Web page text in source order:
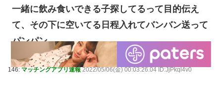
一緒に飲み食いできる子探してるって目的伝え
て、その下に空いてる日程入れてバンバン送って
パンパン。
146: マッチングアプリ速報 2022/05/06(金) 00:03:26.04 ID:JjPkql4v0